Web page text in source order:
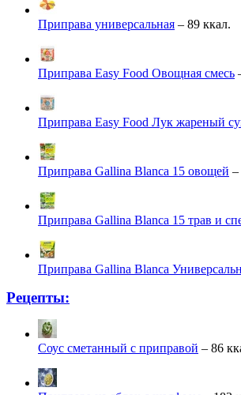
Приправа универсальная – 89 ккал.
Приправа Easy Food Овощная смесь
Приправа Easy Food Лук жареный
Приправа Gallina Blanca 15 овощей –
Приправа Gallina Blanca 15 трав и
Приправа Gallina Blanca
Рецепты:
Соус сметанный с приправой – 86